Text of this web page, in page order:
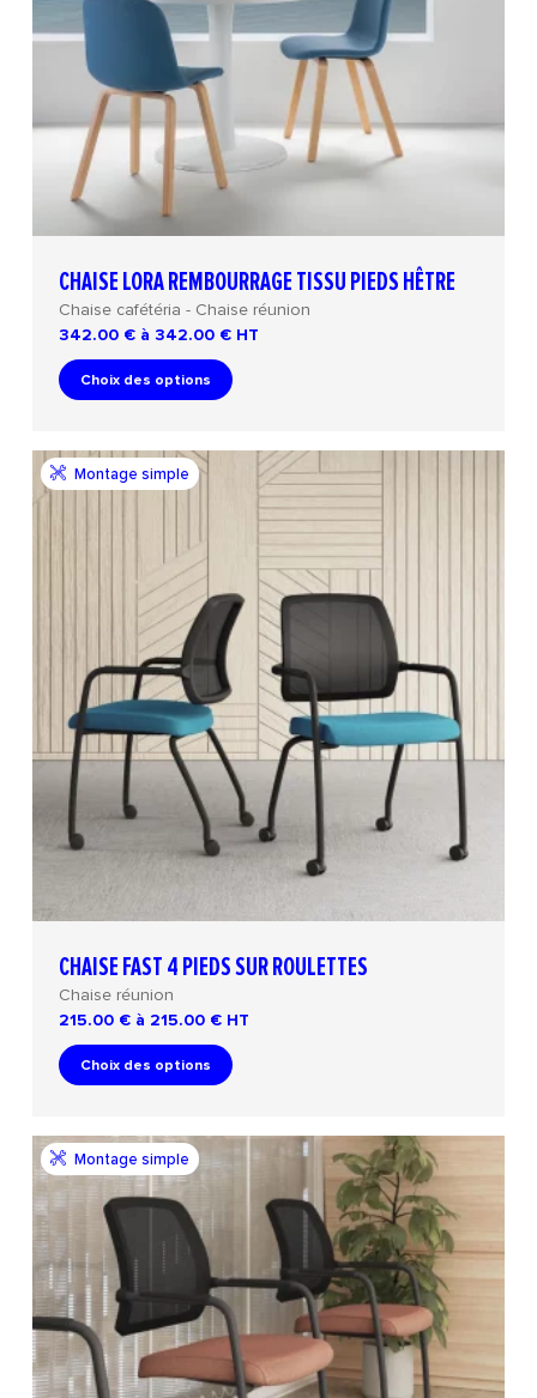
CHAISE LORA REMBOURRAGE TISSU PIEDS HÊTRE
Chaise cafétéria - Chaise réunion
342.00 € à 342.00 € HT
Choix des options
CHAISE FAST 4 PIEDS SUR ROULETTES
Chaise réunion
215.00 € à 215.00 € HT
Choix des options
Montage simple
Montage simple